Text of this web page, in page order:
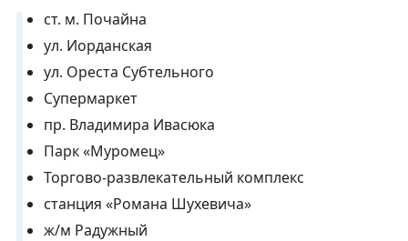
ст. м. Почайна
ул. Иорданская
ул. Ореста Субтельного
Супермаркет
пр. Владимира Ивасюка
Парк «Муромец»
Торгово-развлекательный комплекс
станция «Романа Шухевича»
ж/м Радужный